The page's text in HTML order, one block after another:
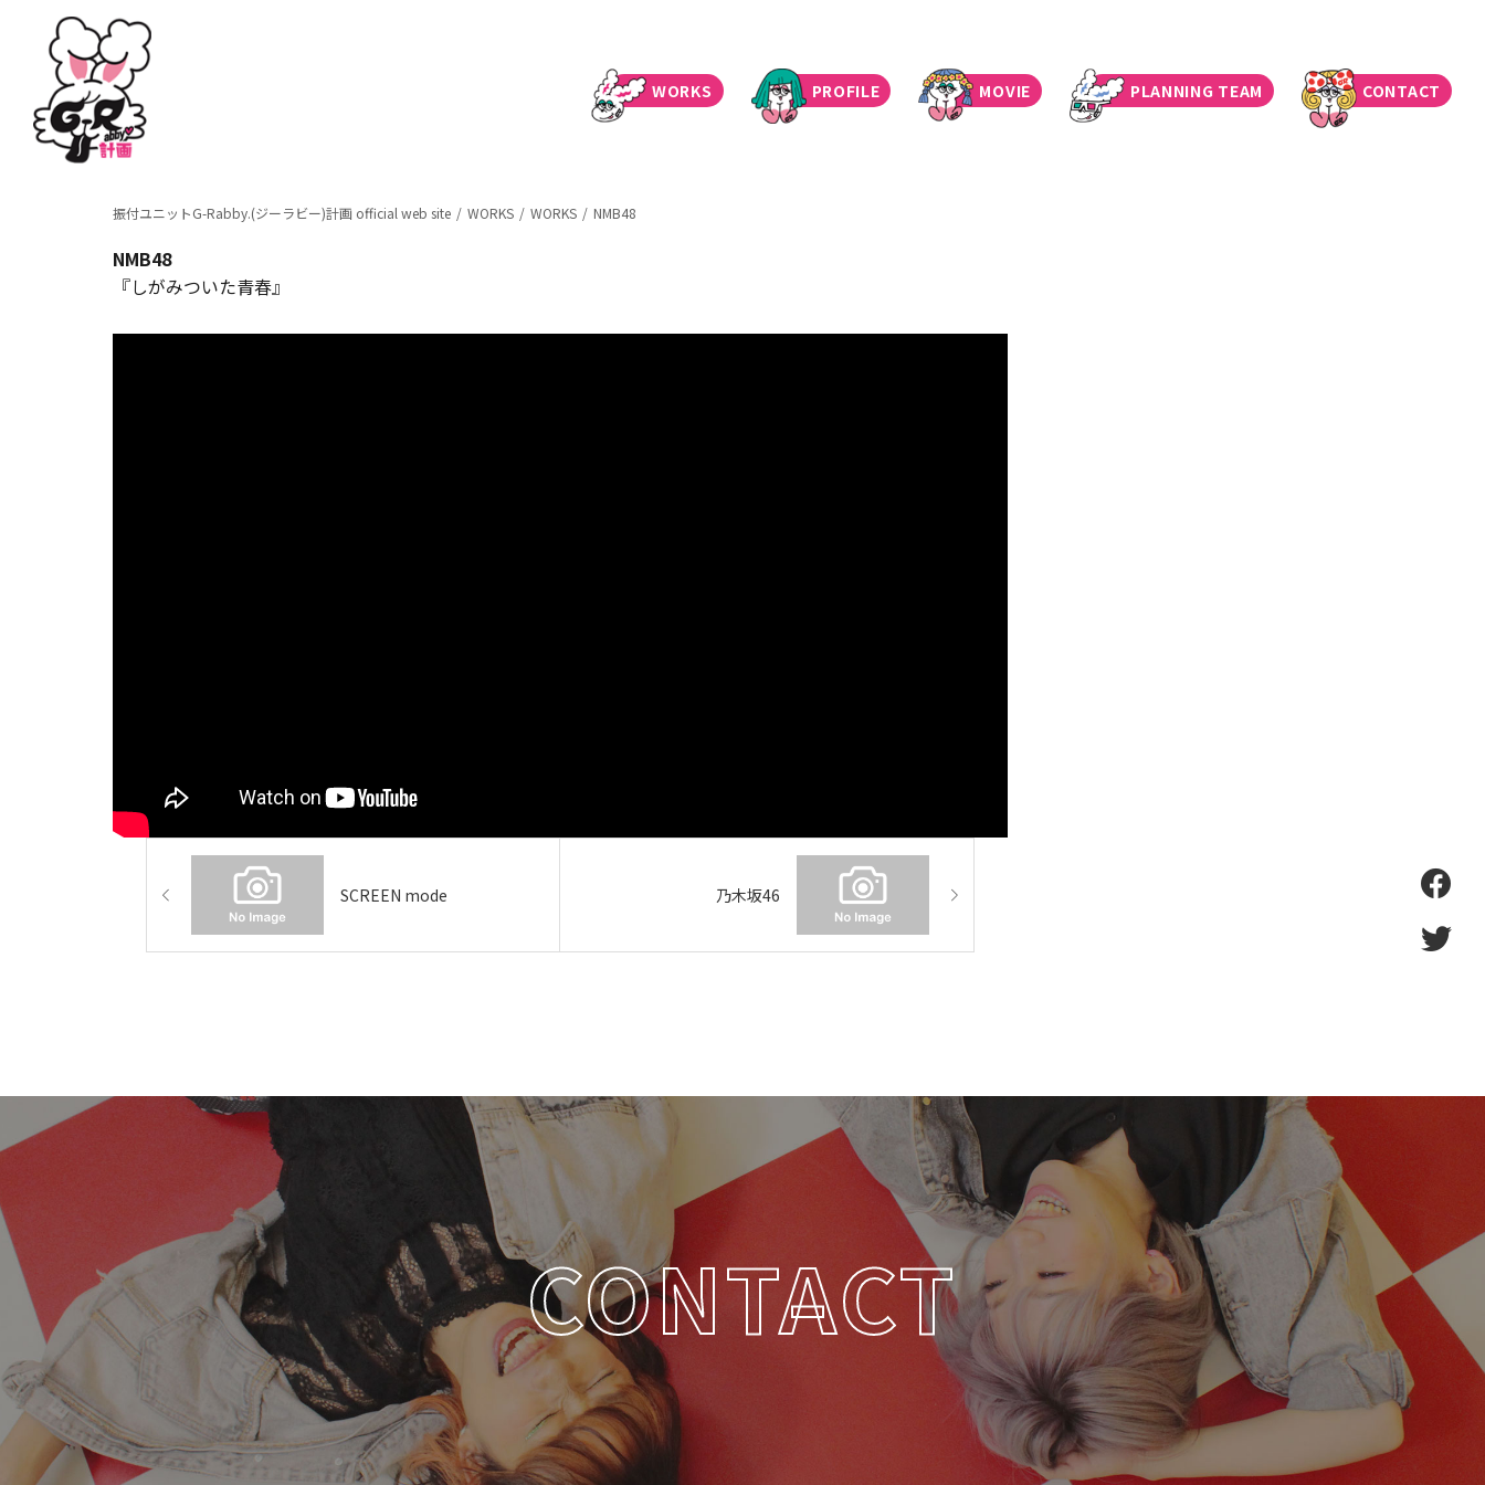
WORKS PROFILE MOVIE PLANNING TEAM CONTACT
振付ユニットG-Rabby.(ジーラビー)計画 official web site WORKS WORKS NMB48
NMB48
『しがみついた青春』
SCREEN mode 乃木坂46
CONTACT